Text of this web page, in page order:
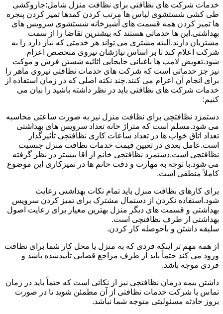
خدمات شرکت های نظافتی برای نظافت منزل شامل:جاروکشی
طی کشی شستشوی لباس ها مرتب کردن کمدها تمیز کردن پنجره
ها تمیز کردن همه قسمت های آشپزخانه شستشوی سرویس های
بهداشتی.این ها خدماتی هستند که بیشترین تقاضا را از سمت
مشتریان دارند.البته مشتری می تواند هر خدمتی که نیاز دارد را به
شرکت اعلام کند تا بر اساس نیازشان نیروی متخصص اعزام
شود.تعویض لامپ ها باغبانی جابجایی اثاثیه شستن فرش و موکت
نیز جز خدماتی است که شرکت های خدمات نظافتی نیروی ماهر را
برای انجام آن اعزام می کنند.چند نکته اصلی که در زمان استفاده از
خدمات شرکت های نظافتی باید در نظر داشته باشید را بیان می
کنیم:
دستمزد نظافتچی برای نظافت منزل نیز به صورت ساعتی محاسبه
می شود.مسلم است که متراژ خانه تعداد سرویس های بهداشتی
تعداد اتاق خواب ها در تعداد ساعات کاری نظافتچی تأثیرگذار
است.عامل بعدی در تعیین قیمت خدمات نظافت منزل جنسیت
نظافتچی است.دستمزد نظافتچی خانم از آقا بیشتر در نظر گرفته
می شود.با توجه به مهارت و دقت خانم ها در تمیزکاری این موضوع
کاملاً منطقی است.
برای کارهای نظافت منزل باید تمام نکات بهداشتی رعایت
شود.استفاده نکردن از دستمال مشترک برای تمیز کردن سرویس
بهداشتی و قسمت های دیگر منزل بهترین معیار برای رعایت اصول
بهداشتی از طرف نظافتچی است.
سلیقه داشتن و باحوصله کار کردن.
از همه مهم تر اینکه فردی که به منزل یا محل کار شما برای نظافت
ورود می کند حتماً باید از طرف مراجع قضایی تأییدشده باشد و
فردی موجه باشد.
داشتن بیمه درمان نظافتچی نیز از نکاتی است که حتماً باید در زمان
تماس با شرکت خدمات نظافتی از آن مطمئن شوید تا در صورت
بروز حادثه مسئولیتی متوجه شما نباشد.